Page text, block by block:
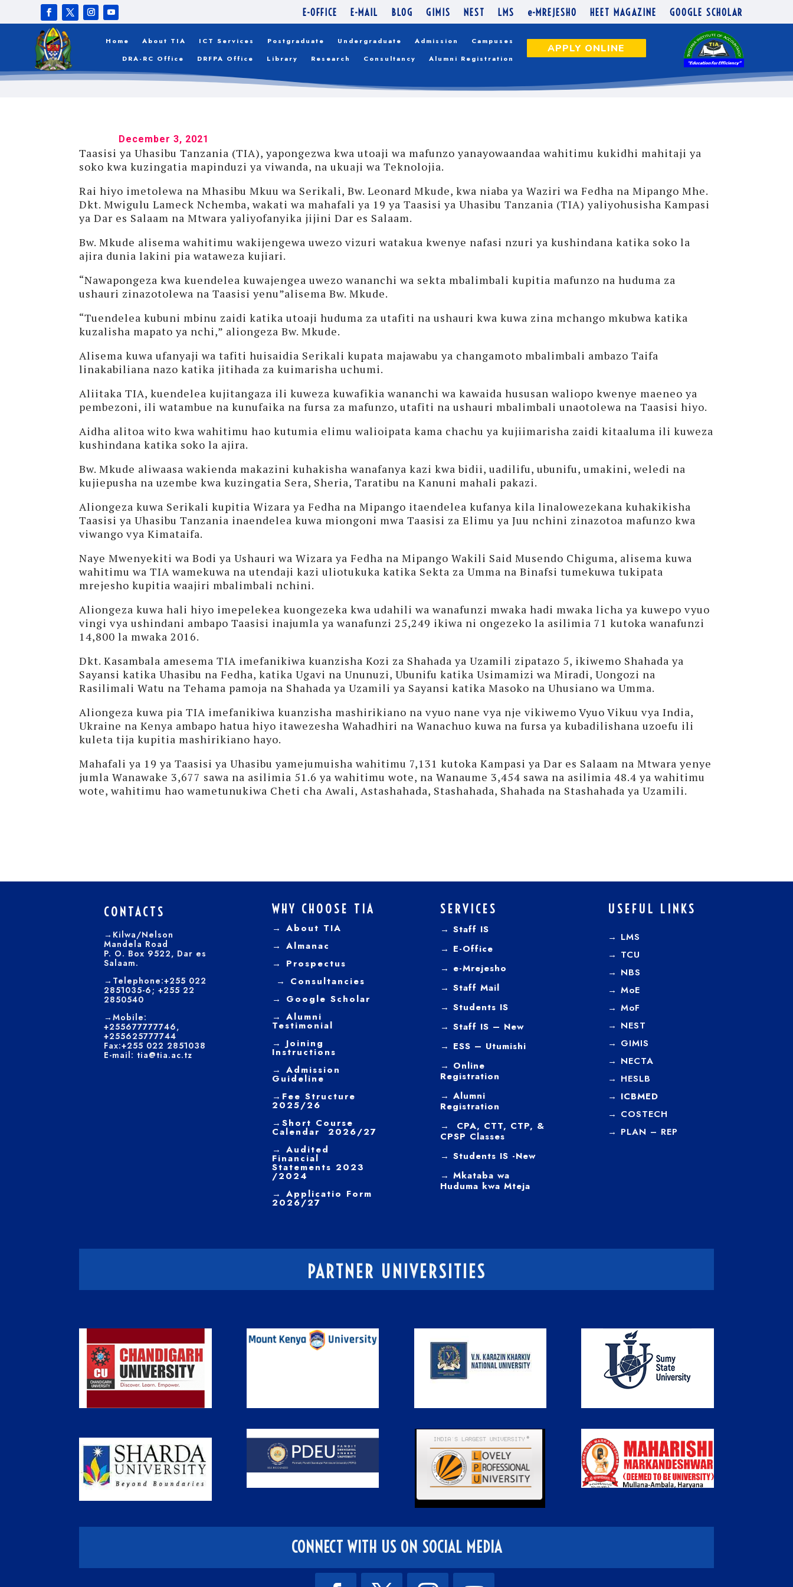
E-OFFICE E-MAIL BLOG GIMIS NEST LMS e-MREJESHO HEET MAGAZINE GOOGLE SCHOLAR
Home About TIA ICT Services Postgraduate Undergraduate Admission
Campuses
DRA-RC Office
DRFPA Office Library Research Consultancy Alumni Registration
APPLY ONLINE
TEKNOLOJIA
December 3, 2021
Taasisi ya Uhasibu Tanzania (TIA), yapongezwa kwa utoaji wa mafunzo yanayowaandaa wahitimu kukidhi mahitaji ya
soko kwa kuzingatia mapinduzi ya viwanda, na ukuaji wa Teknolojia.
Rai hiyo imetolewa na Mhasibu Mkuu wa Serikali, Bw. Leonard Mkude, kwa niaba ya Waziri wa Fedha na Mipango Mhe.
Dkt. Mwigulu Lameck Nchemba, wakati wa mahafali ya 19 ya Taasisi ya Uhasibu Tanzania (TIA) yaliyohusisha Kampasi
ya Dar es Salaam na Mtwara yaliyofanyika jijini Dar es Salaam.
Bw. Mkude alisema wahitimu wakijengewa uwezo vizuri watakua kwenye nafasi nzuri ya kushindana katika soko la
ajira dunia lakini pia wataweza kujiari.
“Nawapongeza kwa kuendelea kuwajengea uwezo wananchi wa sekta mbalimbali kupitia mafunzo na huduma za
ushauri zinazotolewa na Taasisi yenu”alisema Bw. Mkude.
“Tuendelea kubuni mbinu zaidi katika utoaji huduma za utafiti na ushauri kwa kuwa zina mchango mkubwa katika
kuzalisha mapato ya nchi,” aliongeza Bw. Mkude.
Alisema kuwa ufanyaji wa tafiti huisaidia Serikali kupata majawabu ya changamoto mbalimbali ambazo Taifa
linakabiliana nazo katika jitihada za kuimarisha uchumi.
Aliitaka TIA, kuendelea kujitangaza ili kuweza kuwafikia wananchi wa kawaida hususan waliopo kwenye maeneo ya
pembezoni, ili watambue na kunufaika na fursa za mafunzo, utafiti na ushauri mbalimbali unaotolewa na Taasisi hiyo.
Aidha alitoa wito kwa wahitimu hao kutumia elimu walioipata kama chachu ya kujiimarisha zaidi kitaaluma ili kuweza
kushindana katika soko la ajira.
Bw. Mkude aliwaasa wakienda makazini kuhakisha wanafanya kazi kwa bidii, uadilifu, ubunifu, umakini, weledi na
kujiepusha na uzembe kwa kuzingatia Sera, Sheria, Taratibu na Kanuni mahali pakazi.
Aliongeza kuwa Serikali kupitia Wizara ya Fedha na Mipango itaendelea kufanya kila linalowezekana kuhakikisha
Taasisi ya Uhasibu Tanzania inaendelea kuwa miongoni mwa Taasisi za Elimu ya Juu nchini zinazotoa mafunzo kwa
viwango vya Kimataifa.
Naye Mwenyekiti wa Bodi ya Ushauri wa Wizara ya Fedha na Mipango Wakili Said Musendo Chiguma, alisema kuwa
wahitimu wa TIA wamekuwa na utendaji kazi uliotukuka katika Sekta za Umma na Binafsi tumekuwa tukipata
mrejesho kupitia waajiri mbalimbali nchini.
Aliongeza kuwa hali hiyo imepelekea kuongezeka kwa udahili wa wanafunzi mwaka hadi mwaka licha ya kuwepo vyuo
vingi vya ushindani ambapo Taasisi inajumla ya wanafunzi 25,249 ikiwa ni ongezeko la asilimia 71 kutoka wanafunzi
14,800 la mwaka 2016.
Dkt. Kasambala amesema TIA imefanikiwa kuanzisha Kozi za Shahada ya Uzamili zipatazo 5, ikiwemo Shahada ya
Sayansi katika Uhasibu na Fedha, katika Ugavi na Ununuzi, Ubunifu katika Usimamizi wa Miradi, Uongozi na
Rasilimali Watu na Tehama pamoja na Shahada ya Uzamili ya Sayansi katika Masoko na Uhusiano wa Umma.
Aliongeza kuwa pia TIA imefanikiwa kuanzisha mashirikiano na vyuo nane vya nje vikiwemo Vyuo Vikuu vya India,
Ukraine na Kenya ambapo hatua hiyo itawezesha Wahadhiri na Wanachuo kuwa na fursa ya kubadilishana uzoefu ili
kuleta tija kupitia mashirikiano hayo.
Mahafali ya 19 ya Taasisi ya Uhasibu yamejumuisha wahitimu 7,131 kutoka Kampasi ya Dar es Salaam na Mtwara yenye
jumla Wanawake 3,677 sawa na asilimia 51.6 ya wahitimu wote, na Wanaume 3,454 sawa na asilimia 48.4 ya wahitimu
wote, wahitimu hao wametunukiwa Cheti cha Awali, Astashahada, Stashahada, Shahada na Stashahada ya Uzamili.
CONTACTS
→Kilwa/Nelson
Mandela Road
P. O. Box 9522, Dar es
Salaam.
→Telephone:+255 022
2851035-6; +255 22
2850540
→Mobile:
+255677777746,
+255625777744
Fax:+255 022 2851038
E-mail: tia@tia.ac.tz
WHY CHOOSE TIA
→ About TIA
→ Almanac
→ Prospectus
→ Consultancies
→ Google Scholar
→ Alumni
Testimonial
→ Joining
Instructions
→ Admission
Guideline
→ Fee Structure
2025/26
→ Short Course
Calendar 2026/27
→ Audited
Financial
Statements 2023
/2024
→ Applicatio Form
2026/27
SERVICES
→ Staff IS
→ E-Office
→ e-Mrejesho
→ Staff Mail
→ Students IS
→ Staff IS – New
→ ESS – Utumishi
→ Online
Registration
→ Alumni
Registration
→ CPA, CTT, CTP, &
CPSP Classes
→ Students IS -New
→ Mkataba wa
Huduma kwa Mteja
USEFUL LINKS
→ LMS
→ TCU
→ NBS
→MoE
→MoF
→ NEST
→ GIMIS
→ NECTA
→ HESLB
→ ICBMED
→ COSTECH
→ PLAN – REP
PARTNER UNIVERSITIES
CONNECT WITH US ON SOCIAL MEDIA